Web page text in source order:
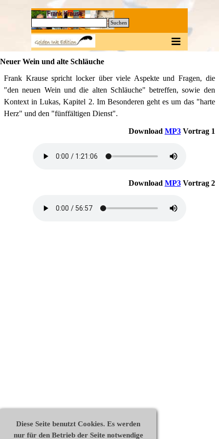
Diese Seite benutzt Cookies. Es werden
nur für den Betrieb der Seite notwendige
Direkt zum Seiteninhalt
Suchen
Neuer Wein und alte Schläuche
Frank Krause spricht locker über viele Aspekte und Fragen, die
"den neuen Wein und die alten Schläuche" betreffen, sowie den
Kontext in Lukas, Kapitel 2. Im Besonderen geht es um das "harte
Herz" und den "fünffältigen Dienst".
Download MP3Vortrag 1
Download MP3Vortrag 2